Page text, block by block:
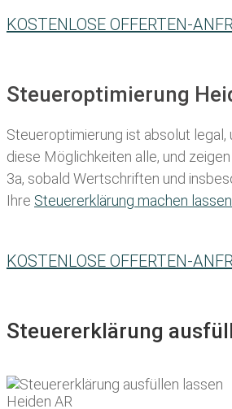
KOSTENLOSE OFFERTEN-
Steueroptimierung
Steueroptimierung ist absolut legal,
diese Möglichkeiten alle, und
3a, sobald Wertschriften und
Ihre Steuererklärung machen lassen
KOSTENLOSE OFFERTEN-
Steuererklärung